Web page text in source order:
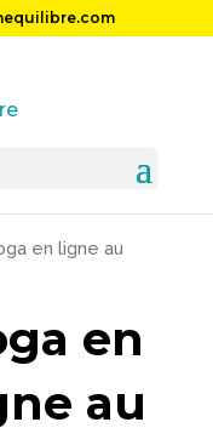
en ligne au
en
au